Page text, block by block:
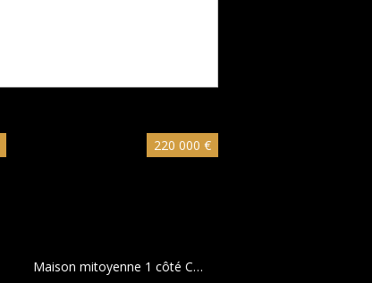
220 000 €
Maison mitoyenne 1 côté Cournon-d'Auvergne